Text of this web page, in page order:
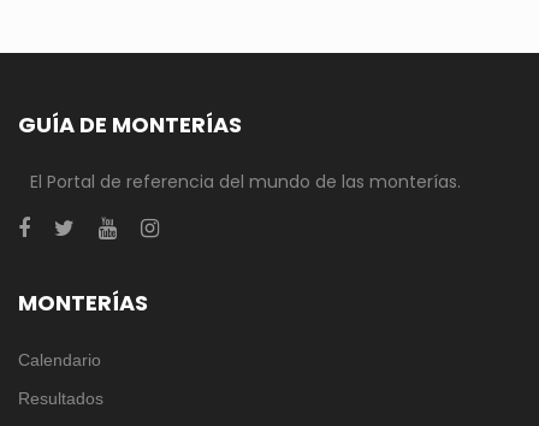
GUÍA DE MONTERÍAS
El Portal de referencia del mundo de las monterías.
MONTERÍAS
Calendario
Resultados